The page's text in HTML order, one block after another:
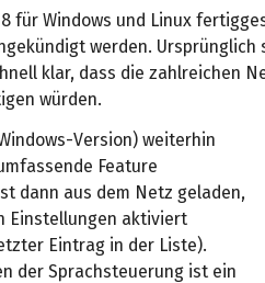
für Windows und Linux
werden. Ursprünglich
klar, dass die zahlreichen
würden.
Version) weiterhin
Feature
dann aus dem Netz geladen,
Einstellungen aktiviert
Eintrag in der Liste).
der Sprachsteuerung ist ein